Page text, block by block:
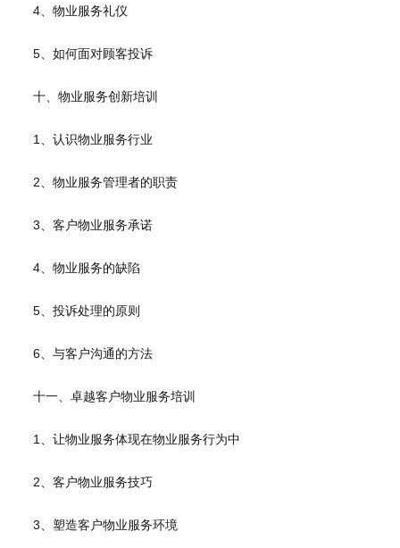
4、物业服务礼仪
5、如何面对顾客投诉
十、物业服务创新培训
1、认识物业服务行业
2、物业服务管理者的职责
3、客户物业服务承诺
4、物业服务的缺陷
5、投诉处理的原则
6、与客户沟通的方法
十一、卓越客户物业服务培训
1、让物业服务体现在物业服务行为中
2、客户物业服务技巧
3、塑造客户物业服务环境